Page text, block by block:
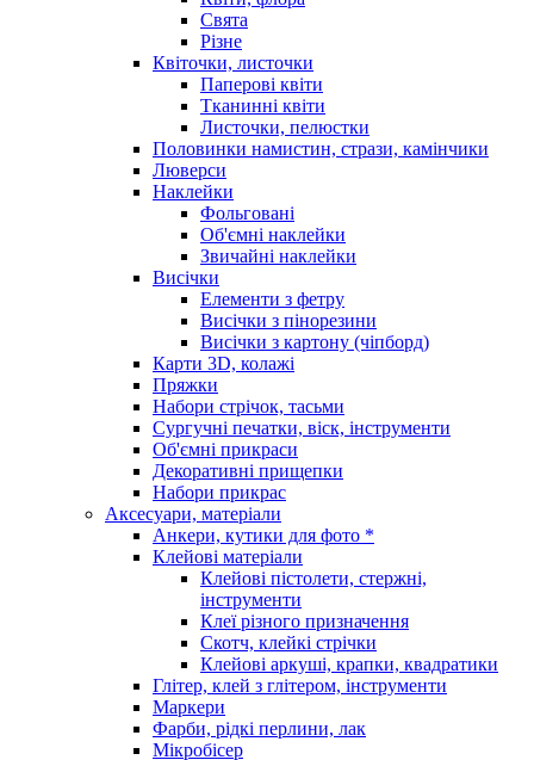
Свята
Різне
Квіточки, листочки
Паперові квіти
Тканинні квіти
Листочки, пелюстки
Половинки намистин, стрази, камінчики
Люверси
Наклейки
Фольговані
Об'ємні наклейки
Звичайні наклейки
Висічки
Елементи з фетру
Висічки з пінорезини
Висічки з картону (чіпборд)
Карти 3D, колажі
Пряжки
Набори стрічок, тасьми
Сургучні печатки, віск, інструменти
Об'ємні прикраси
Декоративні прищепки
Набори прикрас
Аксесуари, матеріали
Анкери, кутики для фото *
Клейові матеріали
Клейові пістолети, стержні,
інструменти
Клеї різного призначення
Скотч, клейкі стрічки
Клейові аркуші, крапки, квадратики
Глітер, клей з глітером, інструменти
Маркери
Фарби, рідкі перлини, лак
Мікробісер